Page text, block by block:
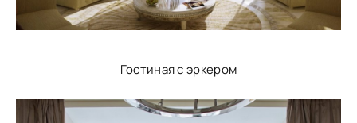
Гостиная с эркером